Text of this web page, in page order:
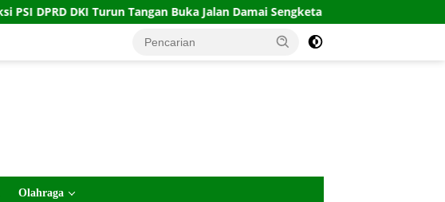
Tangan Buka Jalan Damai Sengketa Rusunami Citypark
Olahraga